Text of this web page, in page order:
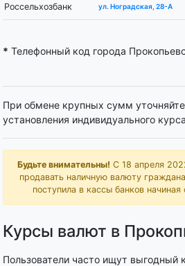
Россельхозбанк ул. Ноградская, 28-А
* Телефонный код города
При обмене крупных сумм
установления индивидуального
Будьте внимательны! С 18 апреля
продавать наличную валюту
поступила в кассы банков
Курсы валют в
Пользователи часто ищут выгодный